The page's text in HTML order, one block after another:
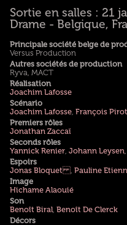
Sortie en salles : 21
Drame - Belgique,
Principale société belge de
Versus Production
Autres sociétés de production
Ryva, MACT
Réalisation
Joachim Lafosse
Scénario
Joachim Lafosse, François Pirot
Premiers rôles
Jonathan Zaccaï
Seconds rôles
Yannick Renier, Johann Leysen,
Espoirs
Jonas Bloquet, Pauline
Image
Hichame Alaouié
Son
Benoît Biral, Benoît De Clerck
Décors